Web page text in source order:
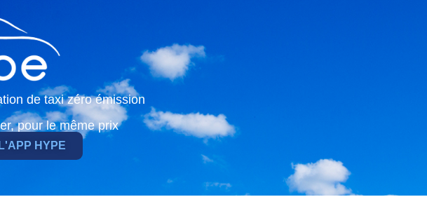
de taxi zéro émission
pour le même prix
HYPE